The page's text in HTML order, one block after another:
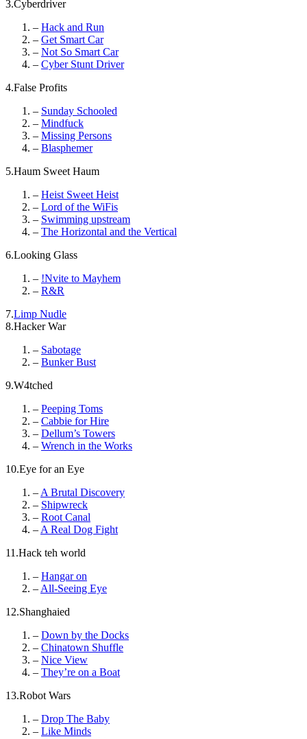
3.Cyberdriver
– Hack and Run
– Get Smart Car
– Not So Smart Car
– Cyber Stunt Driver
4.False Profits
– Sunday Schooled
– Mindfuck
– Missing Persons
– Blasphemer
5.Haum Sweet Haum
– Heist Sweet Heist
– Lord of the WiFis
– Swimming upstream
– The Horizontal and the Vertical
6.Looking Glass
– !Nvite to Mayhem
– R&R
7.Limp Nudle
8.Hacker War
– Sabotage
– Bunker Bust
9.W4tched
– Peeping Toms
– Cabbie for Hire
– Dellum’s Towers
– Wrench in the Works
10.Eye for an Eye
– A Brutal Discovery
– Shipwreck
– Root Canal
– A Real Dog Fight
11.Hack teh world
– Hangar on
– All-Seeing Eye
12.Shanghaied
– Down by the Docks
– Chinatown Shuffle
– Nice View
– They’re on a Boat
13.Robot Wars
– Drop The Baby
– Like Minds